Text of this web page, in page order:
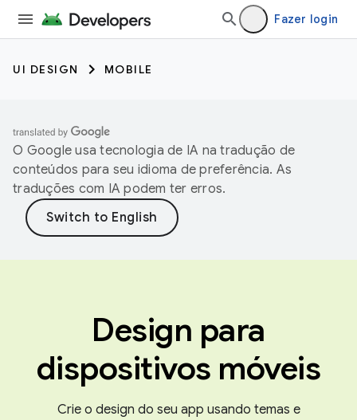
Fazer login
UI DESIGN MOBILE
O Google usa tecnologia de IA na tradução de
conteúdos para seu idioma de preferência. As
traduções com IA podem ter erros.
Design para
dispositivos móveis
Crie o design do seu app usando temas e